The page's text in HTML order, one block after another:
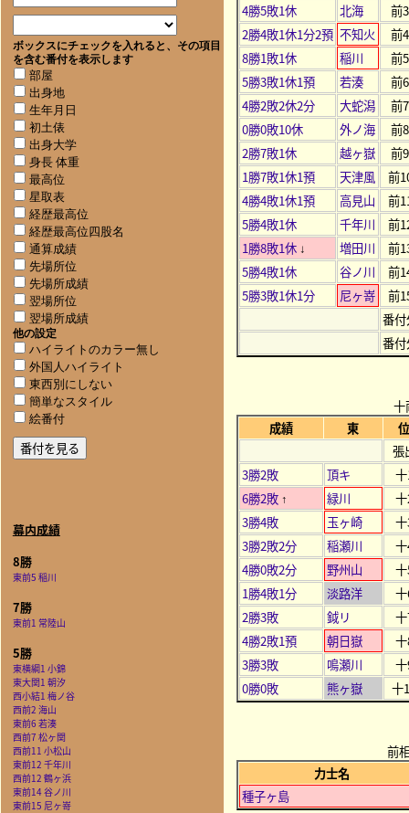
ボックスにチェックを入れると、その項目
を含む番付を表示します
部屋
出身地
生年月日
初土俵
出身大学
身長 体重
最高位
星取表
経歴最高位
経歴最高位四股名
通算成績
先場所位
先場所成績
翌場所位
翌場所成績
他の設定
ハイライトのカラー無し
外国人ハイライト
東西別にしない
簡単なスタイル
絵番付
幕内成績
8勝
東前5 稲川
7勝
東前1 常陸山
5勝
東横綱1 小錦
東大関1 朝汐
西小結1 梅ノ谷
西前2 海山
東前6 若湊
西前7 松ヶ関
西前11 小松山
東前12 千年川
西前12 鶴ヶ浜
東前14 谷ノ川
東前15 尼ヶ嵜
4勝5敗1休
北海
前3
2勝4敗1休1分2預 不知火
前4
8勝1敗1休
稲川
前5
5勝3敗1休1預
若湊
前6
4勝2敗2休2分
大蛇潟
前7
0勝0敗10休
外ノ海
前8
2勝7敗1休
越ヶ嶽
前9
1勝7敗1休1預
天津風
前
4勝4敗1休1預
高見山
前
5勝4敗1休
千年川
前
1勝8敗1休 ↓ 増田川
前
5勝4敗1休
谷ノ川
前
5勝3敗1休1分
尼ヶ嵜
前
番付
番付
十
成績
東
張
3勝2敗
頂キ
6勝2敗 ↑ 緑川
3勝4敗
玉ヶ崎
3勝2敗2分
稲瀬川
4勝0敗2分
野州山
1勝4敗1分
淡路洋
2勝3敗
鉞リ
4勝2敗1預
朝日嶽
3勝3敗
鳴瀬川
0勝0敗
熊ヶ嶽 十
前
力士名
種子ヶ島